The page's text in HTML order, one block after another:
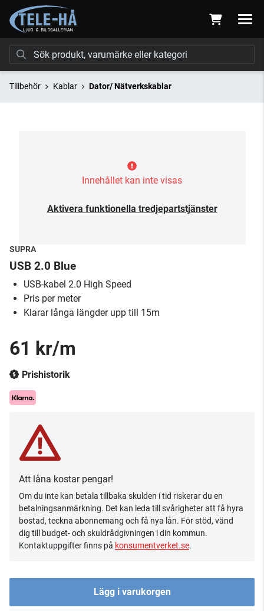
Tillbehör Kablar Dator/ Nätverkskablar
Innehållet kan inte visas
Aktivera funktionella tredjepartstjänster
SUPRA
USB 2.0 Blue
USB-kabel 2.0 High Speed
Pris per meter
Klarar långa längder upp till 15m
61 kr/m
Prishistorik
Att låna kostar pengar!
Om du inte kan betala tillbaka skulden i tid riskerar du en
betalningsanmärkning. Det kan leda till svårigheter att få hyra
bostad, teckna abonnemang och få nya lån. För stöd, vänd
dig till budget- och skuldrådgivningen i din kommun.
Kontaktuppgifter finns på konsumentverket.se.
Lägg i varukorgen